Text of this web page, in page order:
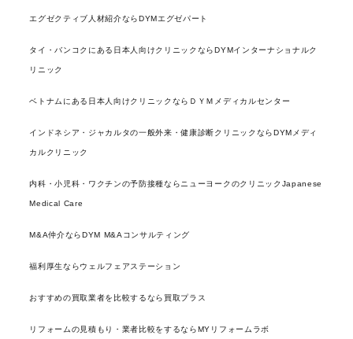
エグゼクティブ人材紹介ならDYMエグゼパート
タイ・バンコクにある日本人向けクリニックならDYMインターナショナルク
リニック
ベトナムにある日本人向けクリニックならＤＹＭメディカルセンター
インドネシア・ジャカルタの一般外来・健康診断クリニックならDYMメディ
カルクリニック
内科・小児科・ワクチンの予防接種ならニューヨークのクリニックJapanese
Medical Care
M&A仲介ならDYM M&Aコンサルティング
福利厚生ならウェルフェアステーション
おすすめの買取業者を比較するなら買取プラス
リフォームの見積もり・業者比較をするならMYリフォームラボ